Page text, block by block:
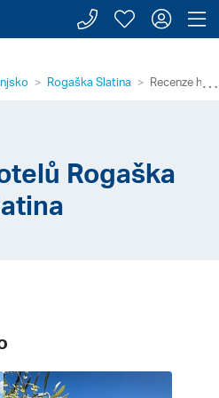
Zavolejte
Moje
⋯
Rogaška Slatina Recenze
Rogaška